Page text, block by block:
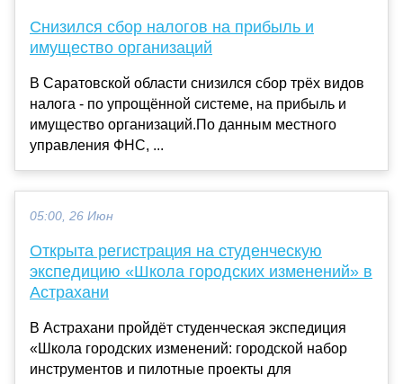
Снизился сбор налогов на прибыль и
имущество организаций
В Саратовской области снизился сбор трёх видов
налога - по упрощённой системе, на прибыль и
имущество организаций.По данным местного
управления ФНС, ...
05:00, 26 Июн
Открыта регистрация на студенческую
экспедицию «Школа городских изменений» в
Астрахани
В Астрахани пройдёт студенческая экспедиция
«Школа городских изменений: городской набор
инструментов и пилотные проекты для